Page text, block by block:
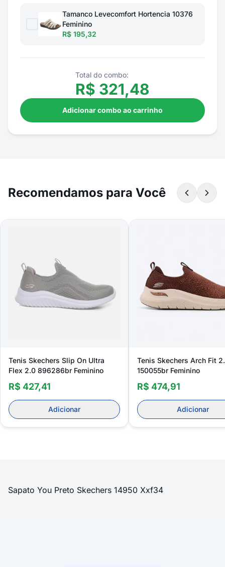
Tamanco Levecomfort Hortencia 10376
Feminino
R$ 195,32
Total do combo:
R$ 321,48
Adicionar combo ao carrinho
Recomendamos para Você
Tenis Skechers Slip On Ultra
Flex 2.0 896286br Feminino
R$ 427,41
Adicionar
Tenis Skechers Arch Fit
150055br Feminino
R$ 474,91
Adicionar
Sapato You Preto Skechers 14950 Xxf34